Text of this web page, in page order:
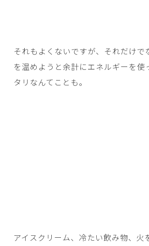
それもよくないですが、それだけで
を温めようと余計にエネルギーを使
タリなんてことも。
アイスクリーム、冷たい飲み物、火